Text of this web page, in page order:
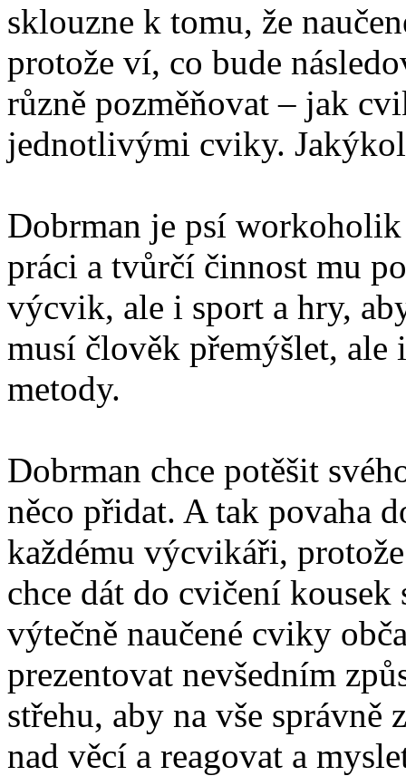
sklouzne k tomu, že
protože ví, co bude
různě pozměňovat – jak
jednotlivými cviky.
Dobrman je psí
práci a tvůrčí činnost mu
výcvik, ale i sport a hry,
musí člověk přemýšlet,
metody.
Dobrman chce potěšit
něco přidat. A tak povaha
každému výcvikáři,
chce dát do cvičení kousek
výtečně naučené cviky
prezentovat nevšedním
střehu, aby na vše správně
nad věcí a reagovat a